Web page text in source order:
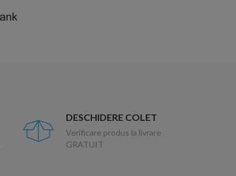
DESCHIDERE COLET
Verificare produs la livrare
GRATUIT